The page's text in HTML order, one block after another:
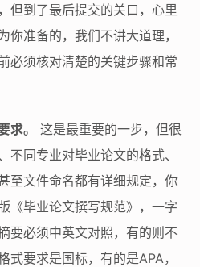
但到了最后提交的关口，心里
你准备的，我们不讲大道理，
必须核对清楚的关键步骤和常
求。
这是最重要的一步，但很
不同专业对毕业论文的格式、
至文件命名都有详细规定，你
《毕业论文撰写规范》，一字
要必须中英文对照，有的则不
式要求是国标，有的是APA，